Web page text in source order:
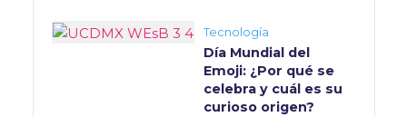
Tecnología
Día Mundial del
Emoji: ¿Por qué se
celebra y cuál es su
curioso origen?